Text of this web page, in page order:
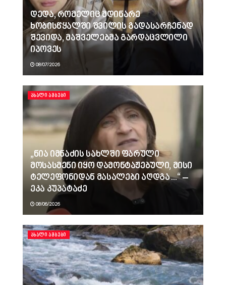
დედა, რომელიც მდინარე
ხობისწყალში შვილის გადასარჩენად
შევიდა, მაშველებმა გარდაცვლილი
იპოვეს
08/07/2026
ᲐᲮᲐᲚᲘ ᲐᲛᲑᲔᲑᲘ
„ნია იმნაძის სახლში ფარული
მოსასმენი იყო დამონტაჟებული, მისი
ტელეფონიდან მასალები აღდგა…“ –
ეკა კუპატაძე
08/06/2026
ᲐᲮᲐᲚᲘ ᲐᲛᲑᲔᲑᲘ